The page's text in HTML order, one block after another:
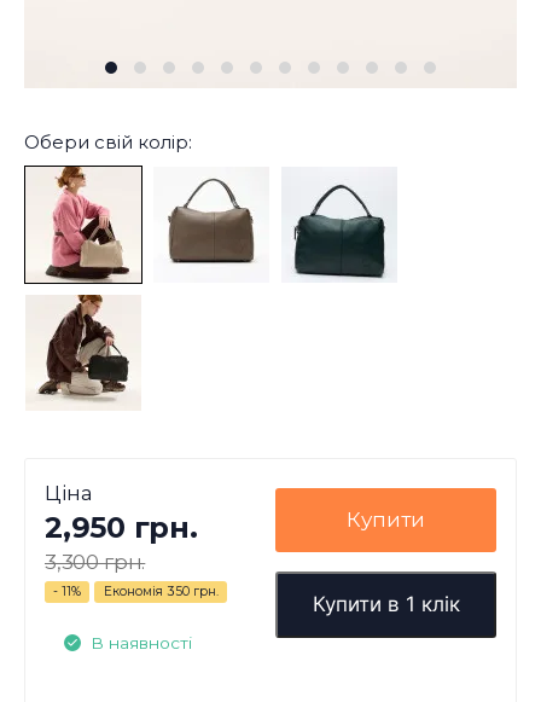
Обери свій колір:
Ціна
2,950 грн.
3,300 грн.
- 11% Економія 350 грн.
В наявності
Купити
Купити в 1 клік